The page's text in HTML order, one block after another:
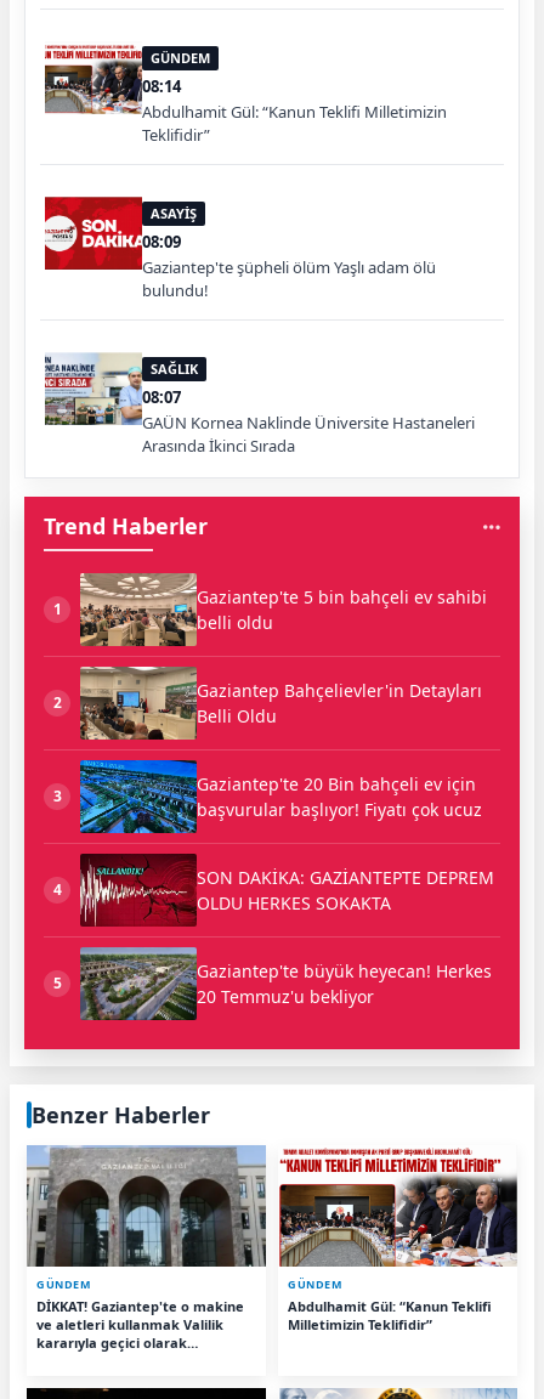
GÜNDEM
08:14
Abdulhamit Gül: “Kanun Teklifi Milletimizin
Teklifidir”
ASAYİŞ
08:09
Gaziantep'te şüpheli ölüm Yaşlı adam ölü
bulundu!
SAĞLIK
08:07
GAÜN Kornea Naklinde Üniversite Hastaneleri
Arasında İkinci Sırada
Trend Haberler
1
Gaziantep'te 5 bin bahçeli ev sahibi
belli oldu
2
Gaziantep Bahçelievler'in Detayları
Belli Oldu
3
Gaziantep'te 20 Bin bahçeli ev için
başvurular başlıyor! Fiyatı çok ucuz
4
SON DAKİKA: GAZİANTEPTE DEPREM
OLDU HERKES SOKAKTA
5
Gaziantep'te büyük heyecan! Herkes
20 Temmuz'u bekliyor
Benzer Haberler
GÜNDEM
DİKKAT! Gaziantep'te o makine
ve aletleri kullanmak Valilik
kararıyla geçici olarak
GÜNDEM
Abdulhamit Gül: “Kanun Teklifi
Milletimizin Teklifidir”